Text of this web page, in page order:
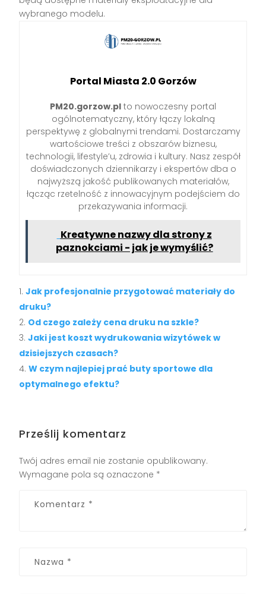
wybranego modelu.
Portal Miasta 2.0 Gorzów
PM20.gorzow.pl to nowoczesny portal
ogólnotematyczny, który łączy lokalną
perspektywę z globalnymi trendami. Dostarczamy
wartościowe treści z obszarów biznesu,
technologii, lifestyle’u, zdrowia i kultury. Nasz zespół
doświadczonych dziennikarzy i ekspertów dba o
najwyższą jakość publikowanych materiałów,
łącząc rzetelność z innowacyjnym podejściem do
przekazywania informacji.
Kreatywne nazwy dla strony z
paznokciami - jak je wymyślić?
Jak profesjonalnie przygotować materiały do
druku?
Od czego zależy cena druku na szkle?
Jaki jest koszt wydrukowania wizytówek w
dzisiejszych czasach?
W czym najlepiej prać buty sportowe dla
optymalnego efektu?
Prześlij komentarz
Twój adres email nie zostanie opublikowany.
Wymagane pola są oznaczone *